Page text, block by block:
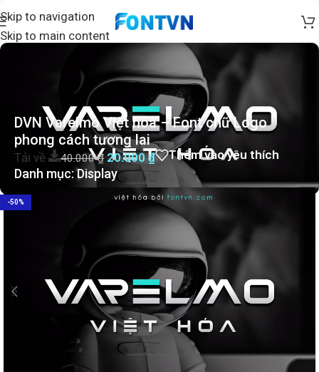
Skip to navigation
Skip to main content
DVN Varelmo Việt hóa – Font chữ Logo
phong cách tương lai
Tải về 40.000₫ 20.000₫ Thêm vào yêu thích
Danh mục:Display
-50%